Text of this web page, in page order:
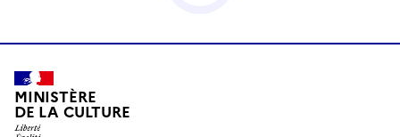
MINISTÈRE
DE LA CULTURE